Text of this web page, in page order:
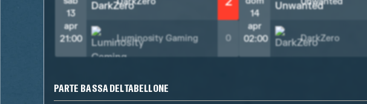
13
apr
21:00
Luminosity Gaming 0
14
apr
02:00
DarkZero
PARTE BASSA DEL TABELLONE